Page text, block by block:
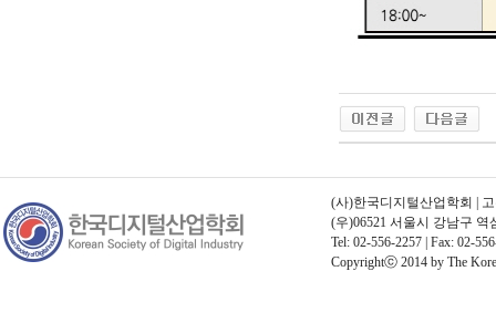
(사)한국디지털산업학회 |
(우)06521 서울시 강남구
Tel: 02-556-2257 | Fax: 02-
Copyrightⓒ 2014 by The